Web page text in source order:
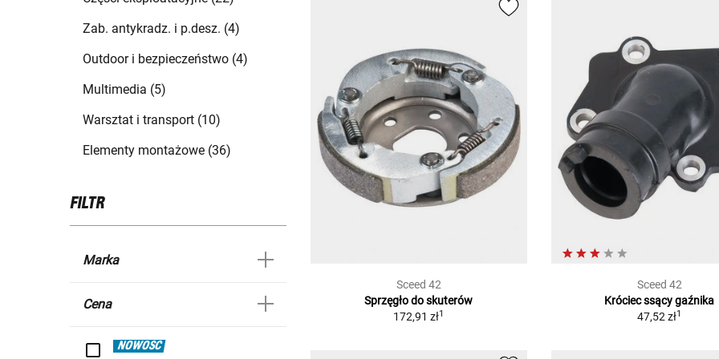
Zab. antykradz. i p.desz. (4)
Outdoor i bezpieczeństwo (4)
Multimedia (5)
Warsztat i transport (10)
Elementy montażowe (36)
FILTR
Marka
Cena
NOWOŚĆ
Sceed 42
Sprzęgło do skuterów
172,91 zł1
Sceed 42
Króciec ssący gaźnika
47,52 zł1